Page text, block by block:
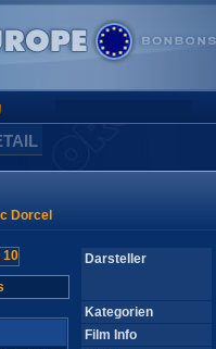
Dorcel
Darsteller
Kategorien
Film Info